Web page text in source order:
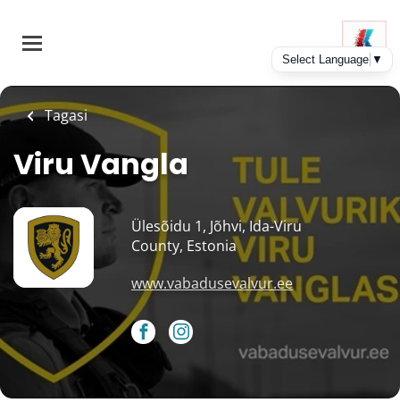
main
Tagasi
Viru Vangla
Ülesõidu 1, Jõhvi, Ida-Viru
County, Estonia
www.vabadusevalvur.ee